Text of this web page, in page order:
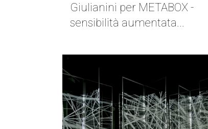
Giulianini per METABOX -
sensibilità aumentata...